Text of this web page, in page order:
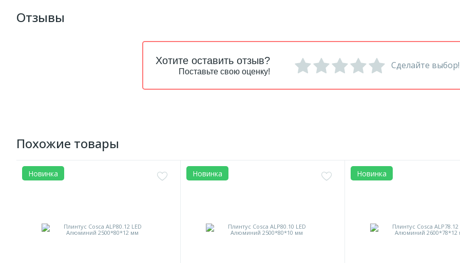
Отзывы
Хотите оставить отзыв?
Поставьте свою оценку!
Сделайте выбор!
Похожие товары
Новинка Новинка Новинка